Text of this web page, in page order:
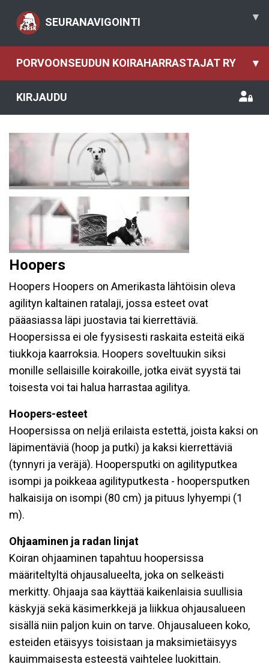
SEURANAVIGOINTI ▾
PORVOONSEUDUN KOIRAHARRASTAJAT RY ▾
KIRJAUDU
Hoopers
Hoopers Hoopers on Amerikasta lähtöisin oleva
agilityn kaltainen ratalaji, jossa esteet ovat
pääasiassa läpi juostavia tai kierrettäviä.
Hoopersissa ei ole fyysisesti raskaita esteitä eikä
tiukkoja kaarroksia. Hoopers soveltuukin siksi
monille sellaisille koirakoille, jotka eivät syystä tai
toisesta voi tai halua harrastaa agilitya.
Hoopers-esteet
Hoopersissa on neljä erilaista estettä, joista kaksi on
läpimentäviä (hoop ja putki) ja kaksi kierrettäviä
(tynnyri ja veräjä). Hoopersputki on agilityputkea
isompi ja poikkeaa agilityputkesta - hoopersputken
halkaisija on isompi (80 cm) ja pituus lyhyempi (1
m).
Ohjaaminen ja radan linjat
Koiran ohjaaminen tapahtuu hoopersissa
määriteltyltä ohjausalueelta, joka on selkeästi
merkitty. Ohjaaja saa käyttää kaikenlaisia suullisia
käskyjä sekä käsimerkkejä ja liikkua ohjausalueen
sisällä niin paljon kuin on tarve. Ohjausalueen koko,
esteiden etäisyys toisistaan ja maksimietäisyys
kauimmaisesta esteestä vaihtelee luokittain.